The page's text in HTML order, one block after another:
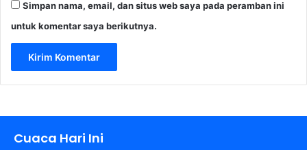
Simpan nama, email, dan situs web saya pada peramban ini
untuk komentar saya berikutnya.
Cuaca Hari Ini